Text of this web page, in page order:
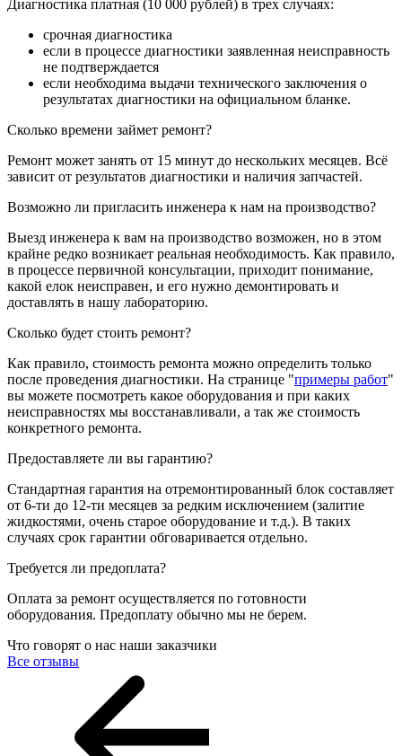
Диагностика платная (10 000 рублей) в трех случаях:
срочная диагностика
если в процессе диагностики заявленная неисправность
не подтверждается
если необходима выдачи технического заключения о
результатах диагностики на официальном бланке.
Сколько времени займет ремонт?
Ремонт может занять от 15 минут до нескольких месяцев. Всё
зависит от результатов диагностики и наличия запчастей.
Возможно ли пригласить инженера к нам на производство?
Выезд инженера к вам на производство возможен, но в этом
крайне редко возникает реальная необходимость. Как правило,
в процессе первичной консультации, приходит понимание,
какой елок неисправен, и его нужно демонтировать и
доставлять в нашу лабораторию.
Сколько будет стоить ремонт?
Как правило, стоимость ремонта можно определить только
после проведения диагностики. На странице "примеры работ"
вы можете посмотреть какое оборудования и при каких
неисправностях мы восстанавливали, а так же стоимость
конкретного ремонта.
Предоставляете ли вы гарантию?
Стандартная гарантия на отремонтированный блок составляет
от 6-ти до 12-ти месяцев за редким исключением (залитие
жидкостями, очень старое оборудование и т.д.). В таких
случаях срок гарантии обговаривается отдельно.
Требуется ли предоплата?
Оплата за ремонт осуществляется по готовности
оборудования. Предоплату обычно мы не берем.
Что говорят о нас наши заказчики
Все отзывы